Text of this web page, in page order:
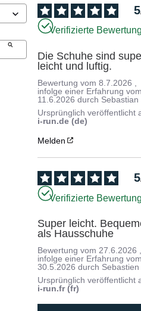
5
Verifizierte
Die Schuhe sind
leicht und luftig.
Bewertung vom8.7.2026
infolge einer Erfahrung
11.6.2026 durch Sebastian
Ursprünglich veröffentlicht
i-run.de (de)
Melden
5
Verifizierte
Super leicht.
als Hausschuhe
Bewertung vom 27.6.2026
infolge einer Erfahrung
30.5.2026 durch Sebastien
Ursprünglich veröffentlicht
i-run.fr (fr)